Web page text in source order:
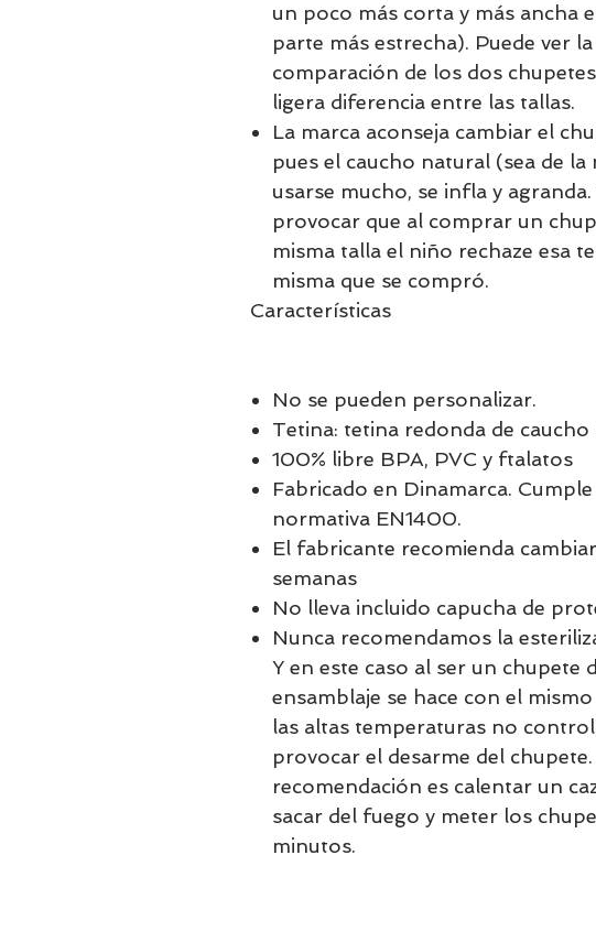
un poco más corta y más ancha
parte más estrecha). Puede ver
comparación de los dos
ligera diferencia entre las tallas.
La marca aconseja cambiar el
pues el caucho natural (sea de la
usarse mucho, se infla y
provocar que al comprar un
misma talla el niño rechaze esa
misma que se compró.
Características
No se pueden personalizar.
Tetina: tetina redonda de
100% libre BPA, PVC y ftalatos
Fabricado en Dinamarca.
normativa EN1400.
El fabricante recomienda
semanas
No lleva incluido capucha de
Nunca recomendamos la
Y en este caso al ser un chupete
ensamblaje se hace con el
las altas temperaturas no
provocar el desarme del
recomendación es calentar un
sacar del fuego y meter los
minutos.